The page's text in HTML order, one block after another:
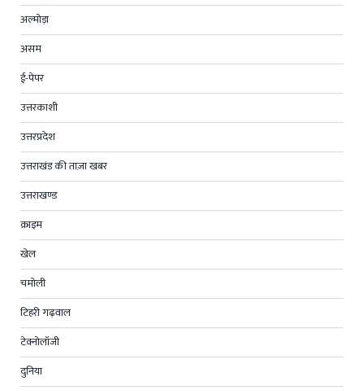
अल्मोड़ा
असम
ई-पेपर
उत्तरकाशी
उत्तरप्रदेश
उत्तराखंड की ताज़ा खबर
उत्तराखण्ड
क्राइम
खेल
चमोली
टिहरी गढ़वाल
टेक्नोलॉजी
दुनिया